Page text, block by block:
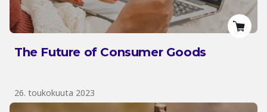
The Future of Consumer Goods
26. toukokuuta 2023